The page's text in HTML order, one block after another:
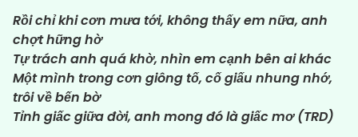
Rồi chỉ khi cơn mưa tới, không thấy em nữa, anh
chợt hững hờ
Tự trách anh quá khờ, nhìn em cạnh bên ai khác
Một mình trong cơn giông tố, cố giấu nhung nhớ,
trôi về bến bờ
Tỉnh giấc giữa đời, anh mong đó là giấc mơ (TRD)